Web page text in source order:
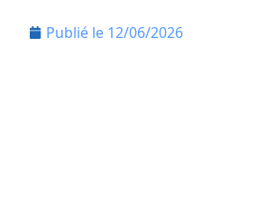
Publié le 12/06/2026